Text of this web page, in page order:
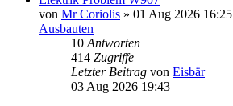
von Mr Coriolis » 01 Aug 2026 16:25
Ausbauten
10 Antworten
414 Zugriffe
Letzter Beitrag von Eisbär
03 Aug 2026 19:43